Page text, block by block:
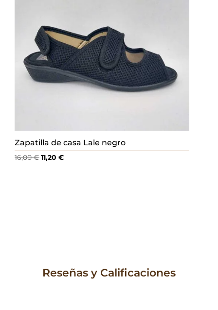
Zapatilla de casa Lale negro
16,00€El
11,20€El
Reseñas y Calificaciones